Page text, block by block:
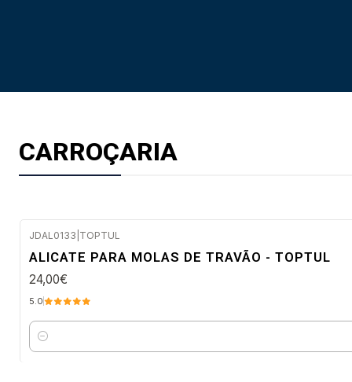
CARROÇARIA
JDAL0133 TOPTUL
ALICATE PARA MOLAS DE TRAVÃO - TOPTUL
24,00€
5.0
Quantidade